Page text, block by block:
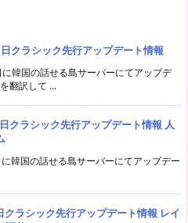
クラシック先行アップデート情報
韓国の話せる島サーバーにてアップデ
翻訳して ...
クラシック先行アップデート情報 人
韓国の話せる島サーバーにてアップデー
ラシック先行アップデート情報 レイ